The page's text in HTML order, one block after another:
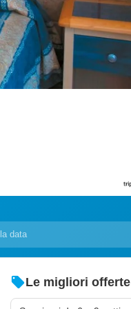
data
local_offerLe migliori offerte